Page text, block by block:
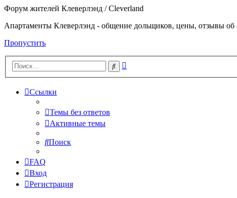
Форум жителей Клеверлэнд / Cleverland
Апартаменты Клеверлэнд - общение дольщиков, цены, отзывы
Пропустить
Поиск
Ссылки
Темы без ответов
Активные темы
Поиск
FAQ
Вход
Регистрация